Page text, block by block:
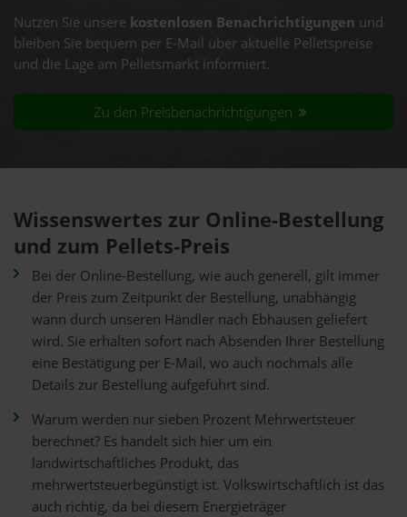
Nutzen Sie unsere kostenlosen Benachrichtigungen und
bleiben Sie bequem per E-Mail über aktuelle Pelletspreise
und die Lage am Pelletsmarkt informiert.
Zu den Preisbenachrichtigungen
Wissenswertes zur Online-Bestellung
und zum Pellets-Preis
Bei der Online-Bestellung, wie auch generell, gilt immer
der Preis zum Zeitpunkt der Bestellung, unabhängig
wann durch unseren Händler nach Ebhausen geliefert
wird. Sie erhalten sofort nach Absenden Ihrer Bestellung
eine Bestätigung per E-Mail, wo auch nochmals alle
Details zur Bestellung aufgeführt sind.
Warum werden nur sieben Prozent Mehrwertsteuer
berechnet? Es handelt sich hier um ein
landwirtschaftliches Produkt, das
mehrwertsteuerbegünstigt ist. Volkswirtschaftlich ist das
auch richtig, da bei diesem Energieträger